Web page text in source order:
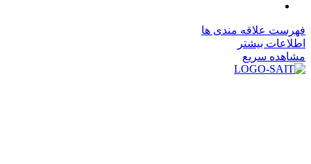
فهرست علاقه مندی ها
اطلاعات بیشتر
مشاهده سریع